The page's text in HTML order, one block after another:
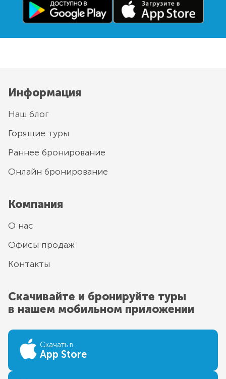
Информация
Наш блог
Горящие туры
Раннее бронирование
Онлайн бронирование
Компания
О нас
Офисы продаж
Контакты
Скачивайте и бронируйте туры
в нашем мобильном приложении
Скачать в
App Store